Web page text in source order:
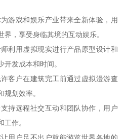
游戏和娱乐产业带来全新体验，用
，享受身临其境的互动娱乐。
利用虚拟现实进行产品原型设计和
发成本和时间。
客户在建筑完工前通过虚拟漫游查
划效率。
持远程社交互动和团队协作，用户
作。
用户足不出户就能游览世界各地的